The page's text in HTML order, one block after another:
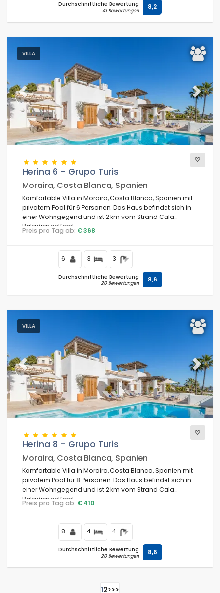
Durchschnittliche Bewertung
41 Bewertungen 8,2
VILLA
Previous Next
Herina 6 - Grupo Turis
Moraira, Costa Blanca, Spanien
Komfortable Villa in Moraira, Costa Blanca, Spanien mit
privatem Pool für 6 Personen. Das Haus befindet sich in
einer Wohngegend und ist 2 km vom Strand Cala
Baladrar entfernt.
Preis pro Tag ab: € 368
6 3 3
Durchschnittliche Bewertung
20 Bewertungen 8,6
VILLA
Previous Next
Herina 8 - Grupo Turis
Moraira, Costa Blanca, Spanien
Komfortable Villa in Moraira, Costa Blanca, Spanien mit
privatem Pool für 8 Personen. Das Haus befindet sich in
einer Wohngegend und ist 2 km vom Strand Cala
Baladrar entfernt.
Preis pro Tag ab: € 410
8 4 4
Durchschnittliche Bewertung
20 Bewertungen 8,6
12>>>